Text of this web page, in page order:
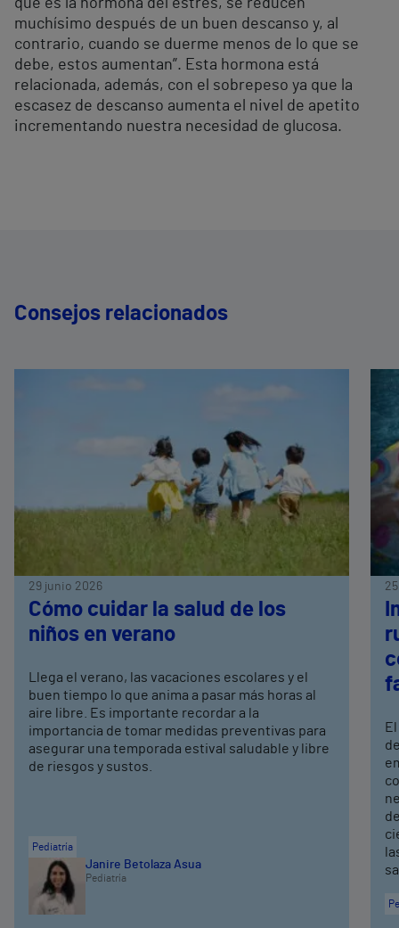
que es la hormona del estrés, se reducen
muchísimo después de un buen descanso y, al
contrario, cuando se duerme menos de lo que se
debe, estos aumentan”. Esta hormona está
relacionada, además, con el sobrepeso ya que la
escasez de descanso aumenta el nivel de apetito
incrementando nuestra necesidad de glucosa.
Consejos relacionados
29 junio 2026
Cómo cuidar la salud de los
niños en verano
Llega el verano, las vacaciones escolares y el
buen tiempo lo que anima a pasar más horas al
aire libre. Es importante recordar a la
importancia de tomar medidas preventivas para
asegurar una temporada estival saludable y libre
de riesgos y sustos.
Pediatría
Janire Betolaza Asua
Pediatría